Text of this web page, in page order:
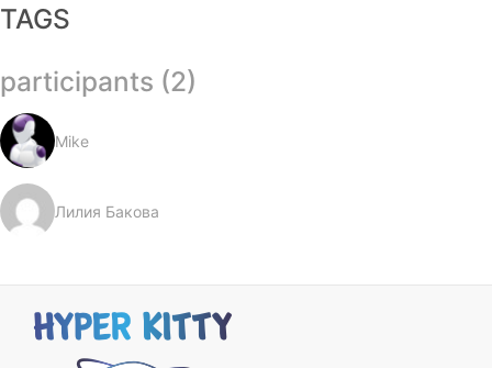
TAGS
participants (2)
Mike
Лилия Бакова